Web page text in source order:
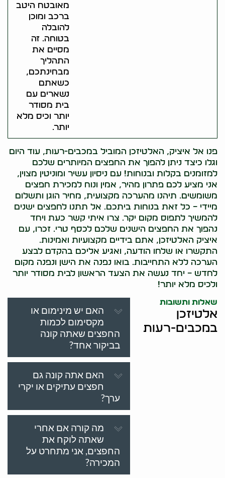
מאובטח היטב
ברכב ומוכן
להובלה
בטוחה. זה
מסיים את
התהליך
מבחינתכם,
כשאתם
נשארים עם
בית מסודר
יותר וכיס מלא
יותר.
פנו אל איציק, האלטיזכן המוביל במכבים-רעות, עוד היום
וגלו כיצד ניתן להפוך את החפצים המיותרים שלכם
למזומנים בקלות ובנוחות! עם ניסיון עשיר ומוניטין מצוין,
אני מציע לכם פתרון מהיר, אמין ונוח למכירת חפצים
משומשים. תיהנו מהערכה מקצועית, מחיר הוגן ותשלום
מיידי – כל זאת בנוחות ביתכם. אל תתנו לחפצים ישנים
להמשיך לתפוס מקום יקר. צרו איתי קשר כעת ויחד
נהפוך את החפצים הישנים שלכם לכסף טרי. זכרו, עם
איציק האלטיזכן, אתם בידיים מקצועיות ואמינות.
התקשרו או שלחו הודעה, ואגיע אליכם בהקדם לבצע
הערכה ללא התחייבות. בואו נפנה את הישן ונפנה מקום
לחדש – יחד נעשה את הצעד הראשון לבית מסודר יותר
ולכיס מלא יותר!
שאלות ותשובות
אלטיזכן
במכבים-רעות
האם יש מינימום או
מקסימום לכמות
החפצים שאתה קונה
בביקור אחד?
האם אתה קונה גם
חפצים עתיקים או יקרי
ערך?
מה קורה אם אחרי
שאתה לוקח את
החפצים, אני מתחרט על
המכירה?